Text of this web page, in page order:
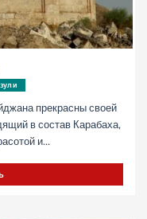
прекрасны своей
в состав Карабаха,
и...